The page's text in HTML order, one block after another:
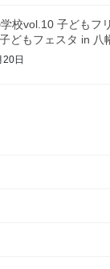
校vol.10 子どもフ
どもフェスタ in
20日